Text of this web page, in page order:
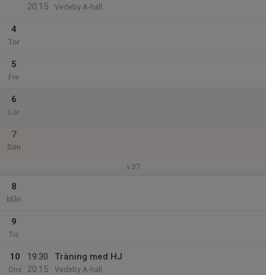
20:15
Vedeby A-hall
4
Tor
5
Fre
6
Lör
7
Sön
v.37
8
Mån
9
Tis
10
Ons
19:30
20:15
Träning med HJ
Vedeby A-hall